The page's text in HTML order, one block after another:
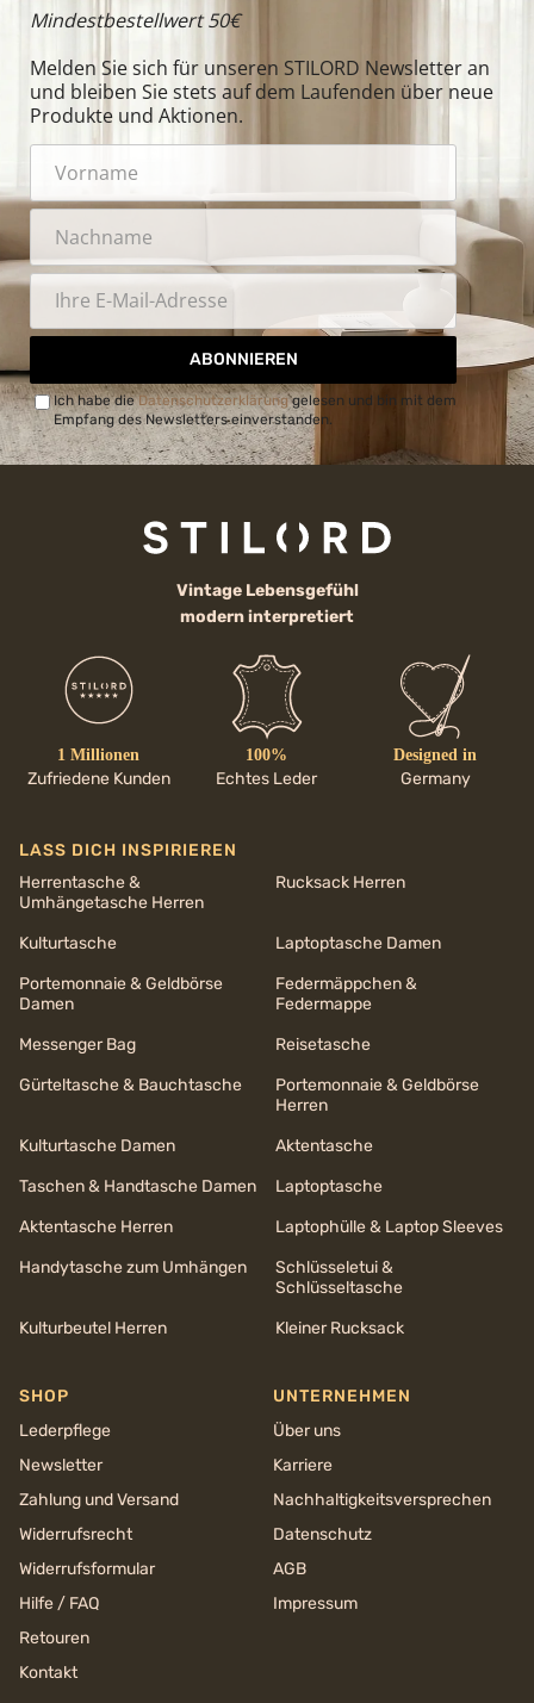
Mindestbestellwert 50€
Melden Sie sich für unseren STILORD Newsletter an
und bleiben Sie stets auf dem Laufenden über neue
Produkte und Aktionen.
ABONNIEREN
Ich habe dieDatenschutzerklärunggelesen und bin mit dem
Empfang des Newsletters einverstanden.
Vintage Lebensgefühl
modern interpretiert
1 Millionen
Zufriedene Kunden
100%
Echtes Leder
Designed in
Germany
LASS DICH INSPIRIEREN
Herrentasche &
Umhängetasche Herren
Rucksack Herren
Kulturtasche
Laptoptasche Damen
Portemonnaie & Geldbörse
Damen
Federmäppchen &
Federmappe
Messenger Bag
Reisetasche
Gürteltasche & Bauchtasche
Portemonnaie & Geldbörse
Herren
Kulturtasche Damen
Aktentasche
Taschen & Handtasche Damen
Laptoptasche
Aktentasche Herren
Laptophülle & Laptop Sleeves
Handytasche zum Umhängen
Schlüsseletui &
Schlüsseltasche
Kulturbeutel Herren
Kleiner Rucksack
SHOP
Lederpflege
Newsletter
Zahlung und Versand
Widerrufsrecht
Widerrufsformular
Hilfe / FAQ
Retouren
Kontakt
UNTERNEHMEN
Über uns
Karriere
Nachhaltigkeits­versprechen
Datenschutz
AGB
Impressum